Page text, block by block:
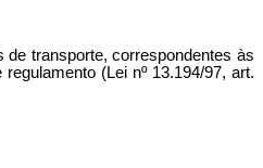
de transporte, correspondentes às
(Lei nº 13.194/97, art.